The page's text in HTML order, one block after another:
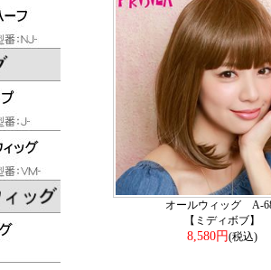
オールウィッグ A-
【ミディボブ】
8,580円(税込)